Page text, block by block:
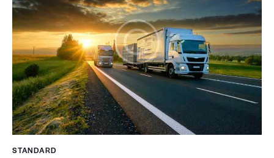
STANDARD